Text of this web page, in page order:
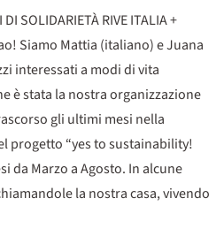
SOLIDARIETÀ RIVE ITALIA +
Siamo Mattia (italiano) e Juana
interessati a modi di vita
è stata la nostra organizzazione
gli ultimi mesi nella
progetto “yes to sustainability!
da Marzo a Agosto. In alcune
la nostra casa, vivendo